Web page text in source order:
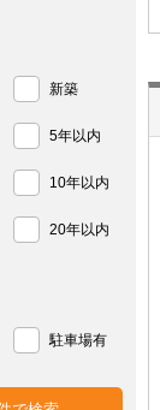
新築
5年以内
10年以内
20年以内
駐車場有